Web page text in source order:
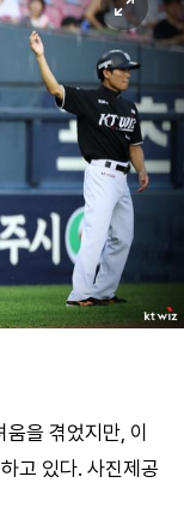
을 겪었지만, 이
고 있다. 사진제공